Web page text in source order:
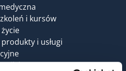
i kursów
i usługi